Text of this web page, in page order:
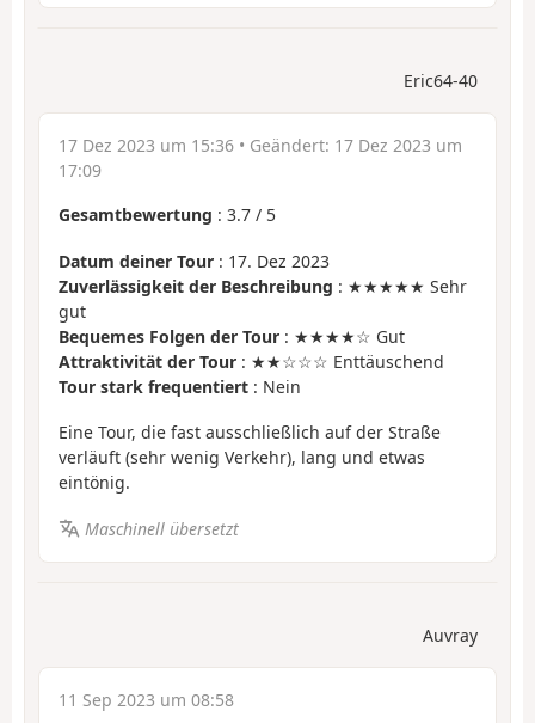
Eric64-40
17 Dez 2023 um 15:36 • Geändert: 17 Dez 2023 um
17:09
Gesamtbewertung : 3.7 / 5
Datum deiner Tour : 17. Dez 2023
Zuverlässigkeit der Beschreibung : ★★★★★ Sehr
gut
Bequemes Folgen der Tour : ★★★★☆ Gut
Attraktivität der Tour : ★★☆☆☆ Enttäuschend
Tour stark frequentiert : Nein
Eine Tour, die fast ausschließlich auf der Straße
verläuft (sehr wenig Verkehr), lang und etwas
eintönig.
Maschinell übersetzt
Auvray
11 Sep 2023 um 08:58